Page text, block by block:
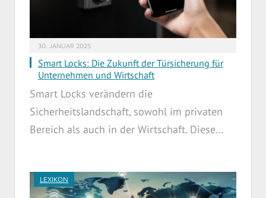
30. JANUAR 2025
Smart Locks: Die Zukunft der Türsicherung für
Unternehmen und Wirtschaft
Smart Locks verändern die
Sicherheitslandschaft, sowohl im privaten
Bereich als auch in der Wirtschaft. Diese…
LEXIKON